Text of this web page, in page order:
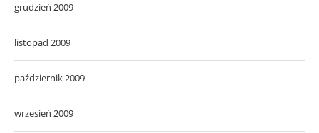
grudzień 2009
listopad 2009
październik 2009
wrzesień 2009